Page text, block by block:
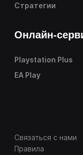
Стратегии
Онлайн-
Playstation Plus
EA Play
Связаться с нами
Правила